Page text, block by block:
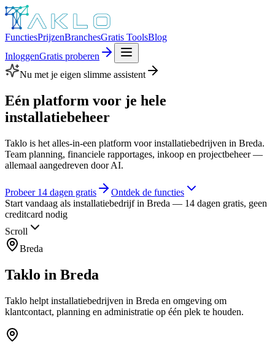
FunctiesPrijzenBranchesGratis ToolsBlog
InloggenGratis proberen
Nu met je eigen slimme assistent
Eén platform voor je hele
installatiebeheer
Taklo is het alles-in-een platform voor installatiebedrijven in Breda.
Team planning, financiele rapportages, inkoop en projectbeheer —
allemaal aangedreven door AI.
Probeer 14 dagen gratis
Ontdek de functies
Start vandaag als installatiebedrijf in Breda — 14 dagen gratis, geen
creditcard nodig
Scroll
Breda
Taklo in Breda
Taklo helpt installatiebedrijven in Breda en omgeving om
klantcontact, planning en administratie op één plek te houden.